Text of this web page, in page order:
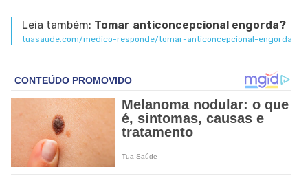
Leia também: Tomar anticoncepcional engorda?
tuasaude.com/medico-responde/tomar-anticoncepcional-engorda